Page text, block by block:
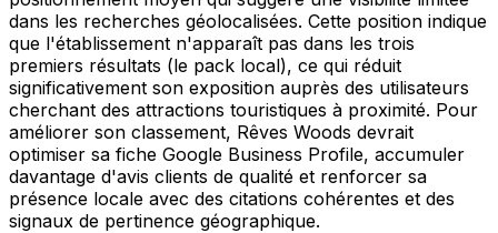
dans les recherches géolocalisées. Cette position indique
que l'établissement n'apparaît pas dans les trois
premiers résultats (le pack local), ce qui réduit
significativement son exposition auprès des utilisateurs
cherchant des attractions touristiques à proximité. Pour
améliorer son classement, Rêves Woods devrait
optimiser sa fiche Google Business Profile, accumuler
davantage d'avis clients de qualité et renforcer sa
présence locale avec des citations cohérentes et des
signaux de pertinence géographique.